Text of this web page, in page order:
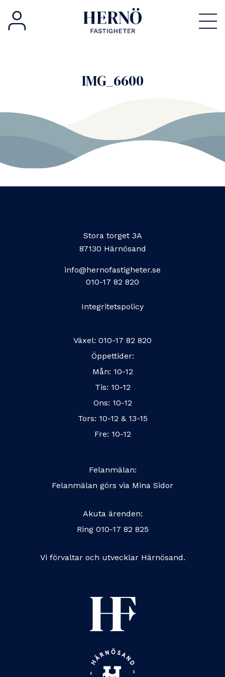
IMG_6600
Stora torget 3A
87130 Härnösand
info@hernofastigheter.se
010-17 82 820
Integritetspolicy
Växel: 010-17 82 820
Öppettider:
Mån: 10-12
Tis: 10-12
Ons: 10-12
Tors: 10-12 & 13-15
Fre: 10-12
Felanmälan:
Felanmälan görs via Mina Sidor
Akuta ärenden:
Ring 010-17 82 825
Vi förvaltar och utvecklar Härnösand.